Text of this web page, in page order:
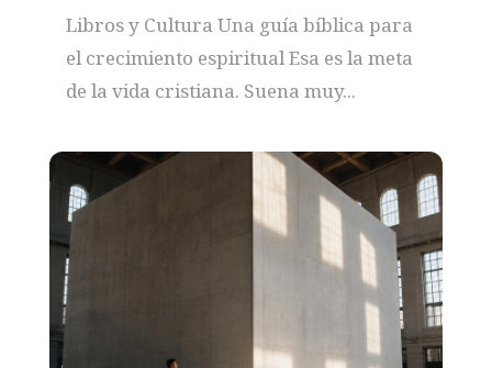
Libros y Cultura Una guía bíblica para
el crecimiento espiritual Esa es la meta
de la vida cristiana. Suena muy...